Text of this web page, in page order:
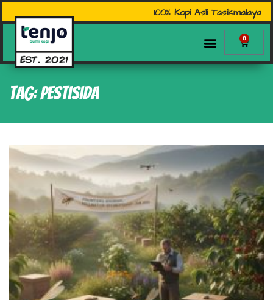
100% Kopi Asli Tasikmalaya
0
Tag: pestisida